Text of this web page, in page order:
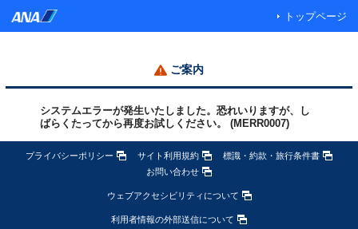
トップページ
ご案内
システムエラーが発生いたしました。恐れいりますが、し
ばらくたってから再度お試しください。 (MERR0007)
プライバシーポリシー サイト利用規約
標識・約款・旅行条件書
お問い合わせ
ウェブアクセシビリティについて
利用者情報の外部送信について